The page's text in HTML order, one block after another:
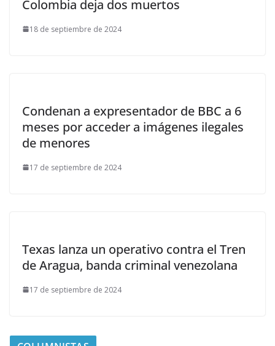
Colombia deja dos muertos
18 de septiembre de 2024
Condenan a expresentador de BBC a 6
meses por acceder a imágenes ilegales
de menores
17 de septiembre de 2024
Texas lanza un operativo contra el Tren
de Aragua, banda criminal venezolana
17 de septiembre de 2024